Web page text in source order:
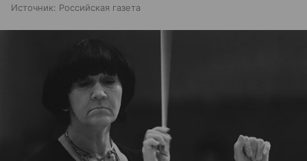
Источник: Российская газета